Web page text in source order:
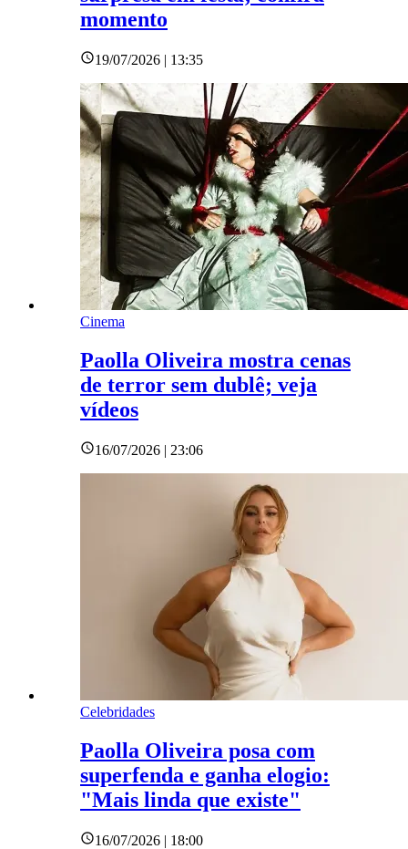
momento
19/07/2026 | 13:35
Cinema
Paolla Oliveira mostra cenas
de terror sem dublê; veja
vídeos
16/07/2026 | 23:06
Celebridades
Paolla Oliveira posa com
superfenda e ganha elogio:
"Mais linda que existe"
16/07/2026 | 18:00